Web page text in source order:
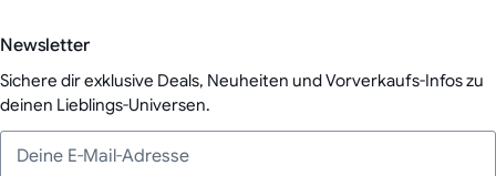
Newsletter
Sichere dir exklusive Deals, Neuheiten und Vorverkaufs-Infos zu
deinen Lieblings-Universen.